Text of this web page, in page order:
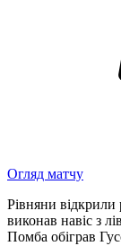
Огляд матчу
Рівняни
виконав навіс з
Помба обіграв